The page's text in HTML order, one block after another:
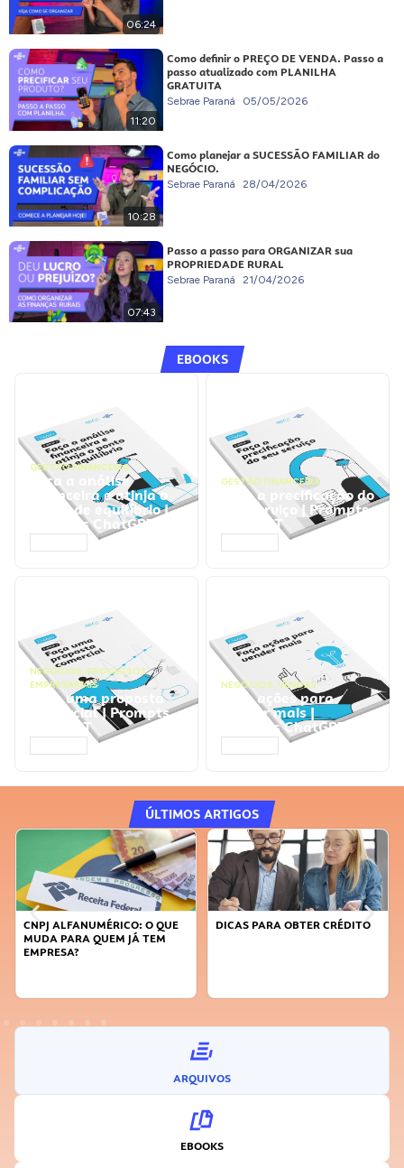
06:24
11:20
Como definir o PREÇO DE VENDA. Passo a
passo atualizado com PLANILHA
GRATUITA
Sebrae Paraná 05/05/2026
10:28
Como planejar a SUCESSÃO FAMILIAR do
NEGÓCIO.
Sebrae Paraná 28/04/2026
07:43
Passo a passo para ORGANIZAR sua
PROPRIEDADE RURAL
Sebrae Paraná 21/04/2026
EBOOKS
GESTÃO FINANCEIRA
Faça a análise
financeira e atinja o
ponto de equilíbrio |
Prompts ChatGPT
GESTÃO FINANCEIRA
Faça a precificação do
seu serviço | Prompts
ChatGPT
NEGÓCIOS, PROCESSOS
EMPRESARIAIS
Faça uma proposta
comercial | Prompts
ChatGPT
NEGÓCIOS, VENDAS
Faça ações para
vender mais |
Prompts ChatGPT
ÚLTIMOS ARTIGOS
CNPJ ALFANUMÉRICO: O QUE
MUDA PARA QUEM JÁ TEM
EMPRESA?
DICAS PARA OBTER CRÉDITO
ARQUIVOS
EBOOKS